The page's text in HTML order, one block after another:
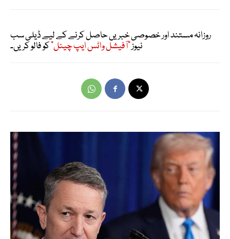
روزانہ مستند اور خصوصی خبریں حاصل کرنے کے لیے ڈیلی سب
نیوز"آفیشل واٹس ایپ چینل"کو فالو کریں۔